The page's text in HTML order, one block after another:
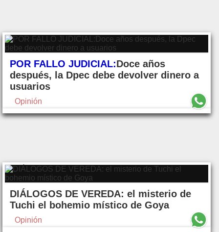
POR FALLO JUDICIAL:Doce años
después, la Dpec debe devolver dinero a
usuarios
Opinión
DIÁLOGOS DE VEREDA: el misterio de
Tuchi el bohemio místico de Goya
Opinión